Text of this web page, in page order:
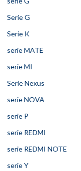
Serie G
Serie K
serie MATE
serie MI
Serie Nexus
serie NOVA
serie P
serie REDMI
serie REDMI NOTE
serie Y